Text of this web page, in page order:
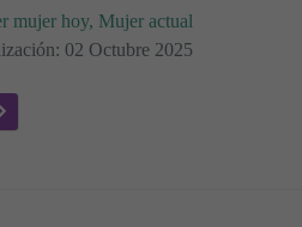
mujer hoy, Mujer actual
02 Octubre 2025
Vínculos Fuertes con tus Hijos
Planes Alternativos para quienes